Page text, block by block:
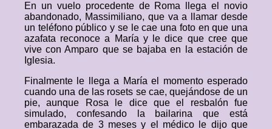
En un vuelo procedente de Roma llega el novio
abandonado, Massimiliano, que va a llamar desde
un teléfono público y se le cae una foto en que una
azafata reconoce a María y le dice que cree que
vive con Amparo que se bajaba en la estación de
Iglesia.
Finalmente le llega a María el momento esperado
cuando una de las rosets se cae, quejándose de un
pie, aunque Rosa le dice que el resbalón fue
simulado, confesando la bailarina que está
embarazada de 3 meses y el médico le dijo que